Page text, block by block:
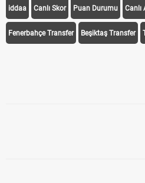
iddaa Canlı Skor Puan Durumu Canlı
Fenerbahçe Transfer Beşiktaş Transfer